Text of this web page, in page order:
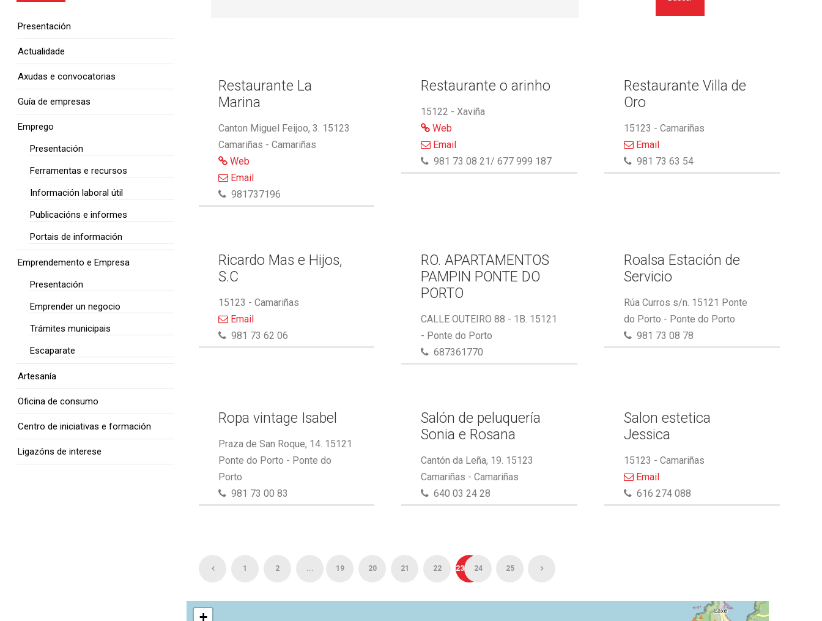
Restaurante La
Marina
Canton Miguel Feijoo, 3. 15123
Camariñas - Camariñas
Web
Email
981737196
Restaurante o arinho
15122 - Xaviña
Web
Email
981 73 08 21/ 677 999 187
Restaurante Villa de
Oro
15123 - Camariñas
Email
981 73 63 54
Ricardo Mas e Hijos,
S.C
15123 - Camariñas
Email
981 73 62 06
RO. APARTAMENTOS
PAMPIN PONTE DO
PORTO
CALLE OUTEIRO 88 - 1B. 15121
- Ponte do Porto
687361770
Roalsa Estación de
Servicio
Rúa Curros s/n. 15121 Ponte
do Porto - Ponte do Porto
981 73 08 78
Ropa vintage Isabel
Praza de San Roque, 14. 15121
Ponte do Porto - Ponte do
Porto
981 73 00 83
Salón de peluquería
Sonia e Rosana
Cantón da Leña, 19. 15123
Camariñas - Camariñas
640 03 24 28
Salon estetica
Jessica
15123 - Camariñas
Email
616 274 088
1 2 ... 19 20 21 22 23 24 25
+
Presentación
Actualidade
Axudas e convocatorias
Guía de empresas
Emprego
Presentación
Ferramentas e recursos
Información laboral útil
Publicacións e informes
Portais de información
Emprendemento e Empresa
Presentación
Emprender un negocio
Trámites municipais
Escaparate
Artesanía
Oficina de consumo
Centro de iniciativas e formación
Ligazóns de interese